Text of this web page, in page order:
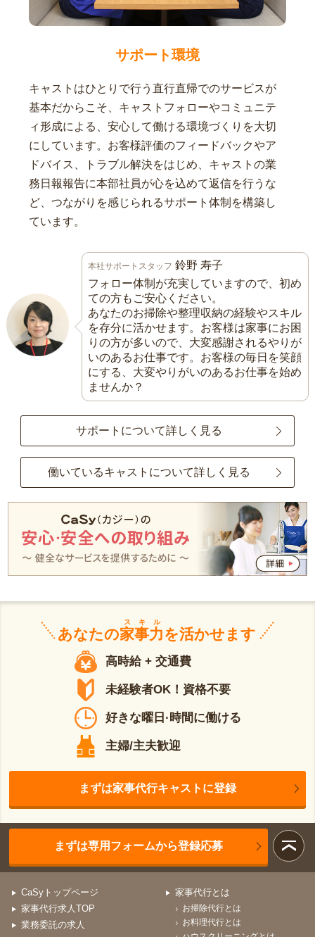
サポート環境
キャストはひとりで行う直行直帰でのサービスが
基本だからこそ、キャストフォローやコミュニテ
ィ形成による、安心して働ける環境づくりを大切
にしています。お客様評価のフィードバックやア
ドバイス、トラブル解決をはじめ、キャストの業
務日報報告に本部社員が心を込めて返信を行うな
ど、つながりを感じられるサポート体制を構築し
ています。
本社サポートスタッフ 鈴野 寿子
フォロー体制が充実していますので、初め
ての方もご安心ください。
あなたのお掃除や整理収納の経験やスキル
を存分に活かせます。お客様は家事にお困
りの方が多いので、大変感謝されるやりが
いのあるお仕事です。お客様の毎日を笑顔
にする、大変やりがいのあるお仕事を始め
ませんか？
サポートについて詳しく見る
働いているキャストについて詳しく見る
あなたの家事力
スキル
を活かせます
高時給 + 交通費
未経験者OK！資格不要
好きな曜日·時間に働ける
主婦/主夫歓迎
まずは家事代行キャストに登録
まずは専用フォームから登録応募
CaSyトップページ
家事代行求人TOP
業務委託の求人
家事代行とは
お掃除代行とは
お料理代行とは